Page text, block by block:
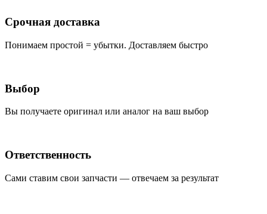
Срочная доставка
Понимаем простой = убытки. Доставляем быстро
Выбор
Вы получаете оригинал или аналог на ваш выбор
Ответственность
Сами ставим свои запчасти — отвечаем за результат